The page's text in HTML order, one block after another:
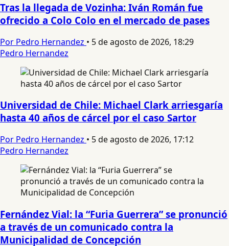
Tras la llegada de Vozinha: Iván Román fue
ofrecido a Colo Colo en el mercado de pases
Por Pedro Hernandez • 5 de agosto de 2026, 18:29
Pedro Hernandez
Universidad de Chile: Michael Clark arriesgaría
hasta 40 años de cárcel por el caso Sartor
Por Pedro Hernandez • 5 de agosto de 2026, 17:12
Pedro Hernandez
Fernández Vial: la “Furia Guerrera” se pronunció
a través de un comunicado contra la
Municipalidad de Concepción